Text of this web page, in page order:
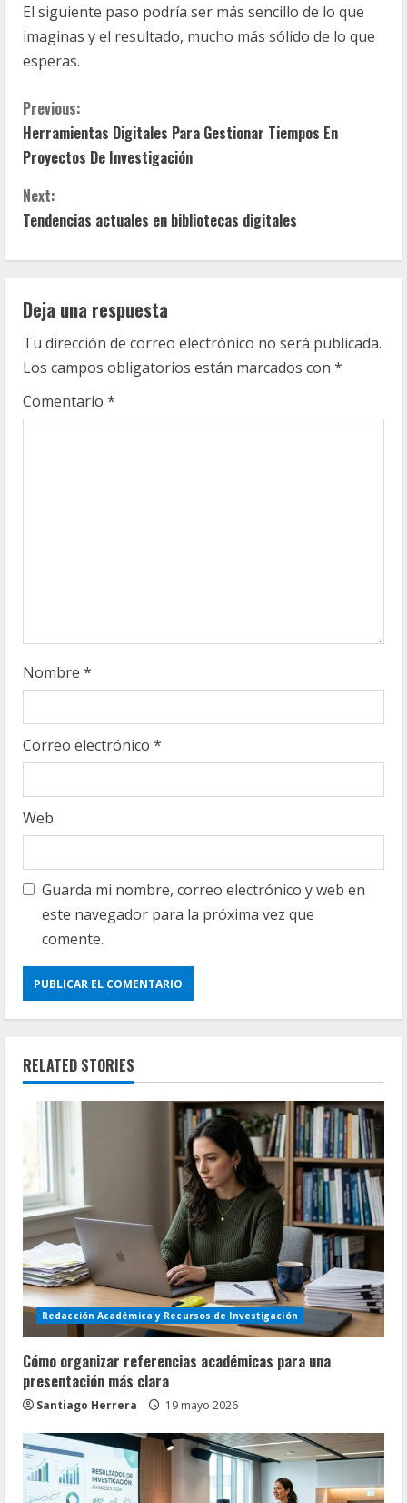
El siguiente paso podría ser más sencillo de lo que
imaginas y el resultado, mucho más sólido de lo que
esperas.
C
o
n
t
i
n
u
e
R
g
Previous:
Herramientas Digitales Para Gestionar Tiempos En
Proyectos De Investigación
Next:
Tendencias actuales en bibliotecas digitales
Deja una respuesta
Tu dirección de correo electrónico no será publicada.
Los campos obligatorios están marcados con *
Comentario *
Nombre *
Correo electrónico *
Web
Guarda mi nombre, correo electrónico y web en
este navegador para la próxima vez que
comente.
RELATED STORIES
Redacción Académica y Recursos de Investigación
Cómo organizar referencias académicas para una
presentación más clara
Santiago Herrera 19 mayo 2026